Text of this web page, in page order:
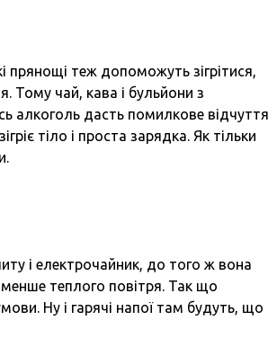
прянощі теж допоможуть зігрітися,
Тому чай, кава і бульйони з
алкоголь дасть помилкове відчуття
тіло і проста зарядка. Як тільки
і електрочайник, до того ж вона
менше теплого повітря. Так що
Ну і гарячі напої там будуть, що